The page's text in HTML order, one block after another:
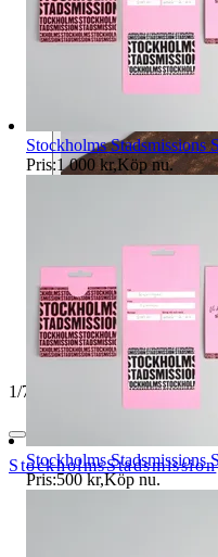
1/7
StockholmsStadsmission
Stockholms Stadsmissions
Pris:1 000 kr,Köp nu.
Stockholms Stadsmissions
Pris:500 kr,Köp nu.